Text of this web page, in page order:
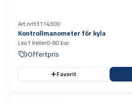
Art.nrH3114300
Kontrollmanometer för kyla
Leo1 Keller0-80 bar
Offertpris
Favorit